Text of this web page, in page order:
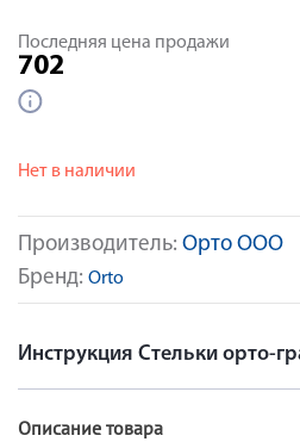
Производитель: Орто ООО
Бренд: Orto
Последняя цена продажи
702
Нет в наличии
Инструкция Стельки орто-
Описание товара